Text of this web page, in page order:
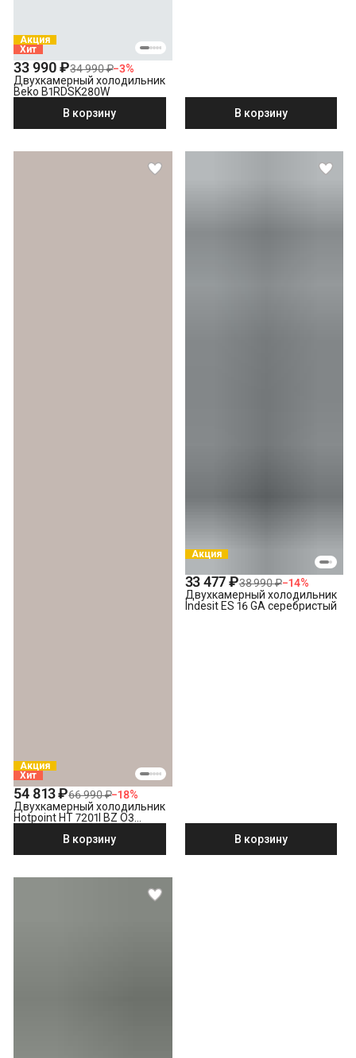
Акция
Хит
33 990 ₽34 990 ₽−3%
Двухкамерный холодильник
Beko B1RDSK280W
В корзину
В корзину
Акция
Хит
54 813 ₽66 990 ₽−18%
Двухкамерный холодильник
Hotpoint HT 7201I BZ O3
В корзину
Акция
33 477 ₽38 990 ₽−14%
Двухкамерный холодильник
Indesit ES 16 GA серебристый
В корзину